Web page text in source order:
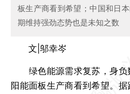
板生产商看到希望；中国和日
期维持强劲态势也是未知之数
文|邬幸岑
绿色能源需求复苏，身负
阳能面板生产商看到希望。